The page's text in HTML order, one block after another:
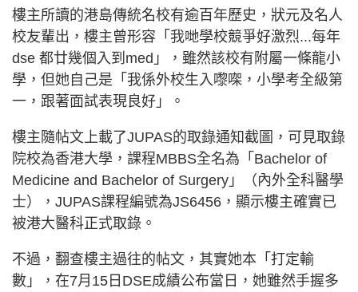
樓主所讀的港島傳統名校有逾百年歷史，狀元及名人
校友輩出，樓主曾形容「我哋學校競爭好激烈...每年
dse 都廿幾個入到med」，雖然該校有附屬一條龍小
學，但她自己是「我係外校生入嚟㗎，小學考全級第
一，跟著面試表現良好」。
樓主隨帖文上載了JUPAS的取錄通知截圖，可見取錄
院校為香港大學，課程MBBS全名為「Bachelor of
Medicine and Bachelor of Surgery」（內外全科醫學
士），JUPAS課程編號為JS6456，顯示樓主確實已
被港大醫科正式取錄。
不過，翻查樓主過往的帖文，其實她本「打定輸
數」，在7月15日DSE成績公布當日，她雖然手握多